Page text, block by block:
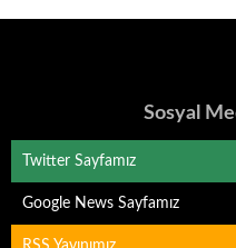
Sosyal
Twitter Sayfamız
Google News Sayfamız